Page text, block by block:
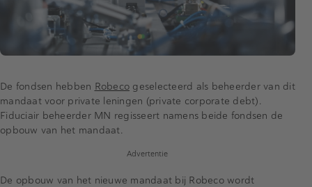
De fondsen hebben Robeco geselecteerd als beheerder van dit
mandaat voor private leningen (private corporate debt).
Fiduciair beheerder MN regisseert namens beide fondsen de
opbouw van het mandaat.
Advertentie
De opbouw van het nieuwe mandaat bij Robeco wordt